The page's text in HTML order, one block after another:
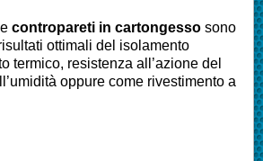
contropareti in cartongesso sono
ottimali del isolamento
termico, resistenza all’azione del
oppure come rivestimento a